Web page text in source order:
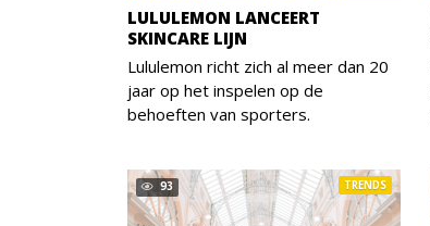
LULULEMON LANCEERT
SKINCARE LIJN
Lululemon richt zich al meer dan 20
jaar op het inspelen op de
behoeften van sporters.
93 TRENDS